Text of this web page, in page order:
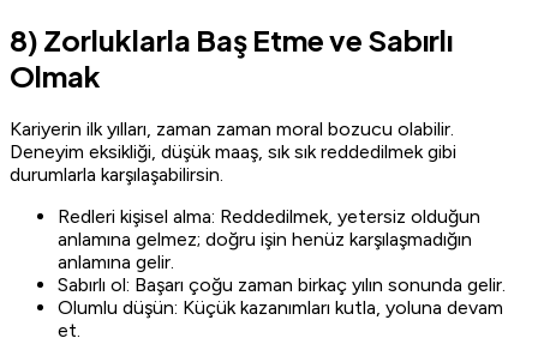
8) Zorluklarla Baş Etme ve Sabırlı
Olmak
Kariyerin ilk yılları, zaman zaman moral bozucu olabilir.
Deneyim eksikliği, düşük maaş, sık sık reddedilmek gibi
durumlarla karşılaşabilirsin.
Redleri kişisel alma: Reddedilmek, yetersiz olduğun
anlamına gelmez; doğru işin henüz karşılaşmadığın
anlamına gelir.
Sabırlı ol: Başarı çoğu zaman birkaç yılın sonunda gelir.
Olumlu düşün: Küçük kazanımları kutla, yoluna devam
et.